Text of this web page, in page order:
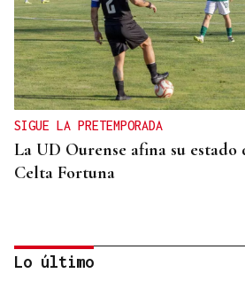
SIGUE LA PRETEMPORADA
La UD Ourense afina su
Celta Fortuna
Lo último